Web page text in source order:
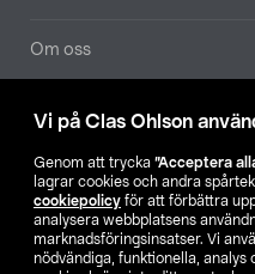
Vi på Clas Ohlson
Genom att trycka ”Acceptera
lagrar cookies och andra
cookiepolicy för att förbättra
analysera webbplatsens
marknadsföringsinsatser. Vi
nödvändiga, funktionella, analys
Om oss
Aktuellt
Våra bolag